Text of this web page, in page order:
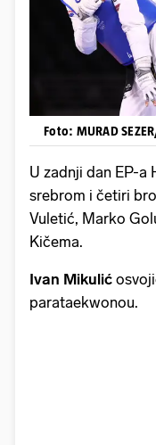
Foto: MURAD
U zadnji dan EP-a
srebrom i četiri
Vuletić, Marko
Kičema.
Ivan Mikulić
parataekwonou.